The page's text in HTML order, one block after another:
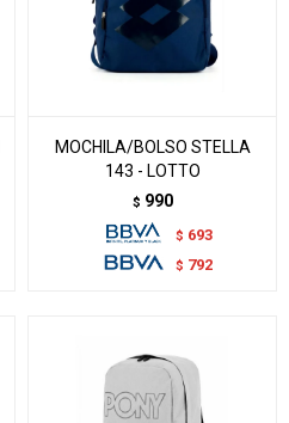
MOCHILA/BOLSO STELLA
143 - LOTTO
$ 990
$ 693
$ 792